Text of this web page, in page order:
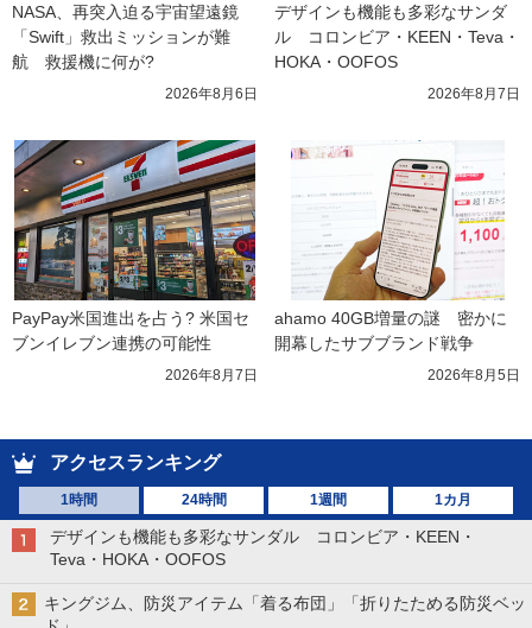
NASA、再突入迫る宇宙望遠鏡
「Swift」救出ミッションが難
航　救援機に何が?
2026年8月6日
デザインも機能も多彩なサンダ
ル　コロンビア・KEEN・Teva・
HOKA・OOFOS
2026年8月7日
PayPay米国進出を占う? 米国セ
ブンイレブン連携の可能性
2026年8月7日
ahamo 40GB増量の謎　密かに
開幕したサブブランド戦争
2026年8月5日
アクセスランキング
1時間 24時間 1週間 1カ月
デザインも機能も多彩なサンダル コロンビア・KEEN・
Teva・HOKA・OOFOS
キングジム、防災アイテム「着る布団」「折りたためる防災ベッ